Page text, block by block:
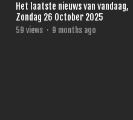
Het laatste nieuws van vandaag,
Zondag 26 October 2025
59 views · 9 months ago